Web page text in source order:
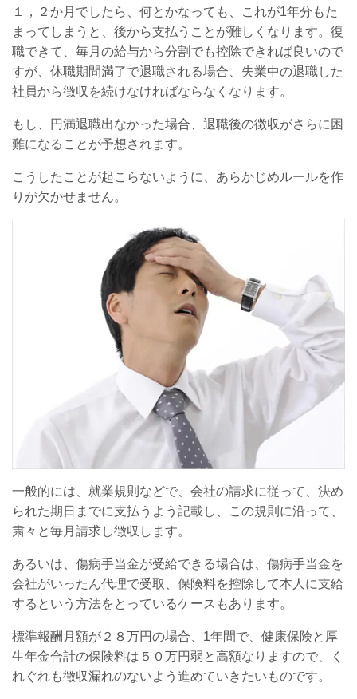
１，２か月でしたら、何とかなっても、これが1年分もた
まってしまうと、後から支払うことが難しくなります。復
職できて、毎月の給与から分割でも控除できれば良いので
すが、休職期間満了で退職される場合、失業中の退職した
社員から徴収を続けなければならなくなります。
もし、円満退職出なかった場合、退職後の徴収がさらに困
難になることが予想されます。
こうしたことが起こらないように、あらかじめルールを作
りが欠かせません。
一般的には、就業規則などで、会社の請求に従って、決め
られた期日までに支払うよう記載し、この規則に沿って、
粛々と毎月請求し徴収します。
あるいは、傷病手当金が受給できる場合は、傷病手当金を
会社がいったん代理で受取、保険料を控除して本人に支給
するという方法をとっているケースもあります。
標準報酬月額が２８万円の場合、1年間で、健康保険と厚
生年金合計の保険料は５０万円弱と高額なりますので、く
れぐれも徴収漏れのないよう進めていきたいものです。